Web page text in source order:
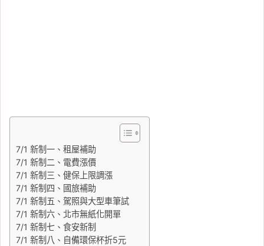
7/1 新制一、租屋補助
7/1 新制二、電費漲價
7/1 新制三、健保上限調漲
7/1 新制四、國旅補助
7/1 新制五、駕照與大型車筆試
7/1 新制六、北市無紙化開單
7/1 新制七、食安新制
7/1 新制八、自備環保杯折5元